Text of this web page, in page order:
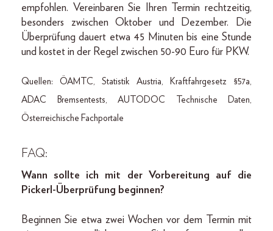
empfohlen. Vereinbaren Sie Ihren Termin rechtzeitig,
besonders zwischen Oktober und Dezember. Die
Überprüfung dauert etwa 45 Minuten bis eine Stunde
und kostet in der Regel zwischen 50-90 Euro für PKW.
Quellen: ÖAMTC, Statistik Austria, Kraftfahrgesetz §57a,
ADAC Bremsentests, AUTODOC Technische Daten,
Österreichische Fachportale
FAQ:
Wann sollte ich mit der Vorbereitung auf die
Pickerl-Überprüfung beginnen?
Beginnen Sie etwa zwei Wochen vor dem Termin mit